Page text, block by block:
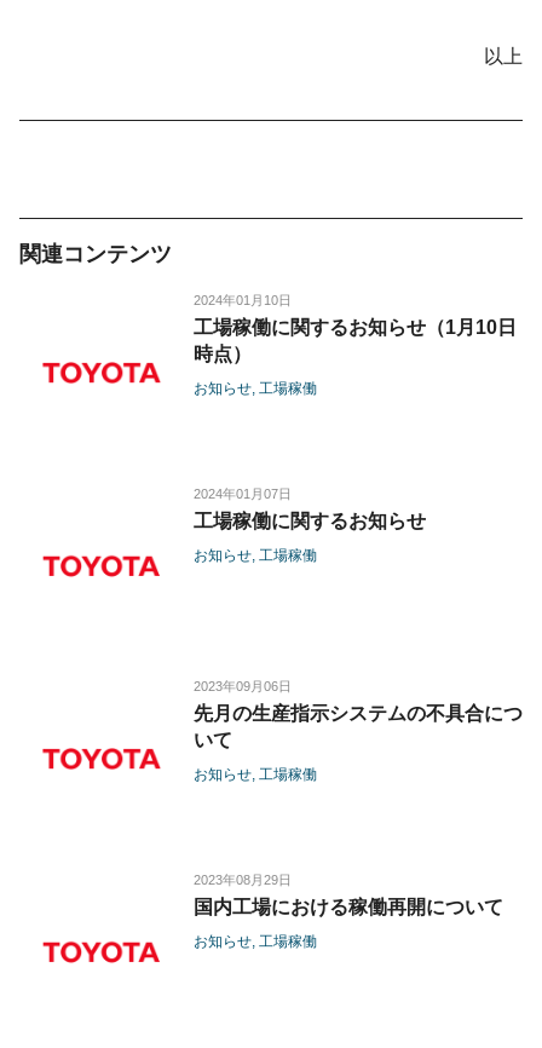
以上
関連コンテンツ
2024年01月10日
工場稼働に関するお知らせ（1月10日
時点）
お知らせ 工場稼働
2024年01月07日
工場稼働に関するお知らせ
お知らせ 工場稼働
2023年09月06日
先月の生産指示システムの不具合につ
いて
お知らせ 工場稼働
2023年08月29日
国内工場における稼働再開について
お知らせ 工場稼働